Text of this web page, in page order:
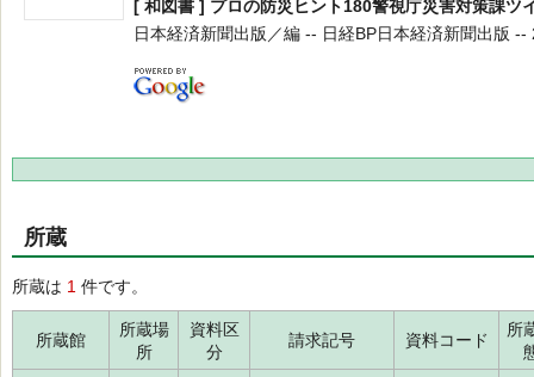
[ 和図書 ] プロの防災ヒント180警視庁災害対策課ツ
日本経済新聞出版／編 -- 日経BP日本経済新聞出版 --
所蔵
所蔵は 1 件です。
所蔵館
所蔵場
所
資料区
分
請求記号 資料コード
所